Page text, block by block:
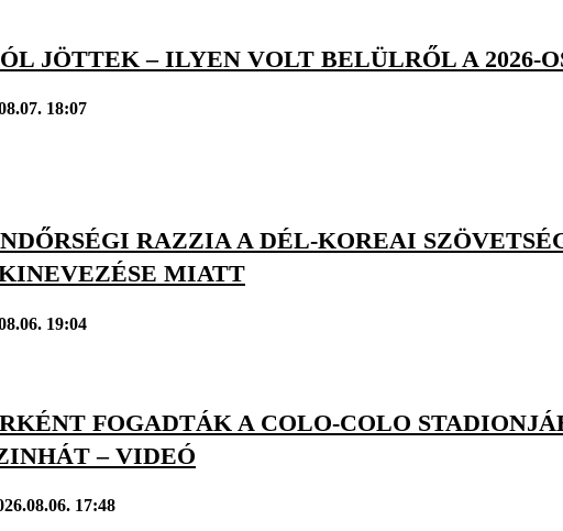
JÖTTEK – ILYEN VOLT BELÜLRŐL A 2026-
18:07
RAZZIA A DÉL-KOREAI
MIATT
19:04
FOGADTÁK A COLO-COLO
– VIDEÓ
17:48